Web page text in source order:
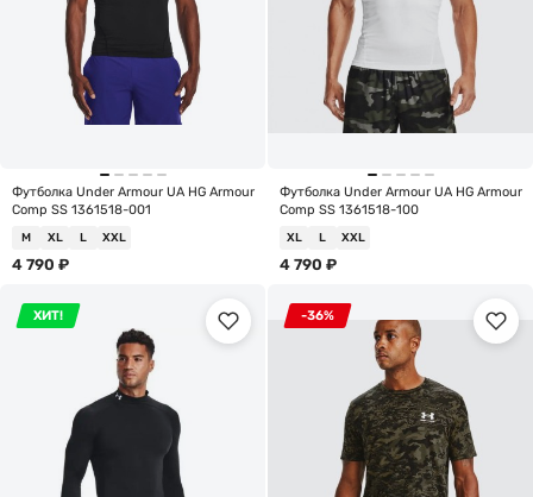
Футболка Under Armour UA HG Armour
Comp SS 1361518-001
M XL L XXL
4 790 ₽
Футболка Under Armour UA HG Armour
Comp SS 1361518-100
XL L XXL
4 790 ₽
ХИТ! -36%